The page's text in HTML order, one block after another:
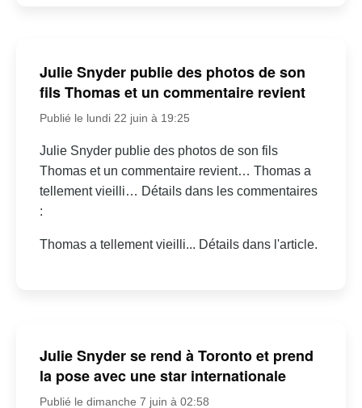
Julie Snyder publie des photos de son
fils Thomas et un commentaire revient
Publié le lundi 22 juin à 19:25
Julie Snyder publie des photos de son fils
Thomas et un commentaire revient… Thomas a
tellement vieilli… Détails dans les commentaires
:
Thomas a tellement vieilli... Détails dans l'article.
Julie Snyder se rend à Toronto et prend
la pose avec une star internationale
Publié le dimanche 7 juin à 02:58